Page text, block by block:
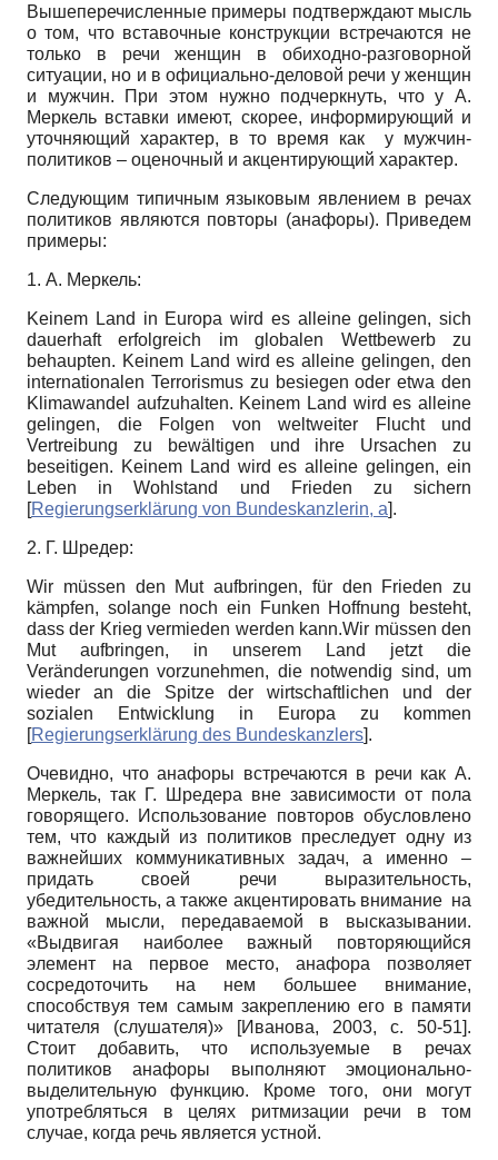
Вышеперечисленные примеры подтверждают мысль
о том, что вставочные конструкции встречаются не
только в речи женщин в обиходно-разговорной
ситуации, но и в официально-деловой речи у женщин
и мужчин. При этом нужно подчеркнуть, что у А.
Меркель вставки имеют, скорее, информирующий и
уточняющий характер, в то время как у мужчин-
политиков – оценочный и акцентирующий характер.
Следующим типичным языковым явлением в речах
политиков являются повторы (анафоры). Приведем
примеры:
1. А. Меркель:
Keinem Land in Europa wird es alleine gelingen, sich
dauerhaft erfolgreich im globalen Wettbewerb zu
behaupten. Keinem Land wird es alleine gelingen, den
internationalen Terrorismus zu besiegen oder etwa den
Klimawandel aufzuhalten. Keinem Land wird es alleine
gelingen, die Folgen von weltweiter Flucht und
Vertreibung zu bewältigen und ihre Ursachen zu
beseitigen. Keinem Land wird es alleine gelingen, ein
Leben in Wohlstand und Frieden zu sichern
[Regierungserklärung von Bundeskanzlerin, а].
2. Г. Шредер:
Wir müssen den Mut aufbringen, für den Frieden zu
kämpfen, solange noch ein Funken Hoffnung besteht,
dass der Krieg vermieden werden kann.Wir müssen den
Mut aufbringen, in unserem Land jetzt die
Veränderungen vorzunehmen, die notwendig sind, um
wieder an die Spitze der wirtschaftlichen und der
sozialen Entwicklung in Europa zu kommen
[Regierungserklärung des Bundeskanzlers].
Очевидно, что анафоры встречаются в речи как А.
Меркель, так Г. Шредера вне зависимости от пола
говорящего. Использование повторов обусловлено
тем, что каждый из политиков преследует одну из
важнейших коммуникативных задач, а именно –
придать своей речи выразительность,
убедительность, а также акцентировать внимание на
важной мысли, передаваемой в высказывании.
«Выдвигая наиболее важный повторяющийся
элемент на первое место, анафора позволяет
сосредоточить на нем большее внимание,
способствуя тем самым закреплению его в памяти
читателя (слушателя)»
[Иванова, 2003, с. 50-51].
Стоит добавить, что используемые в речах
политиков анафоры выполняют эмоционально-
выделительную функцию. Кроме того, они могут
употребляться в целях ритмизации речи в том
случае, когда речь является устной.